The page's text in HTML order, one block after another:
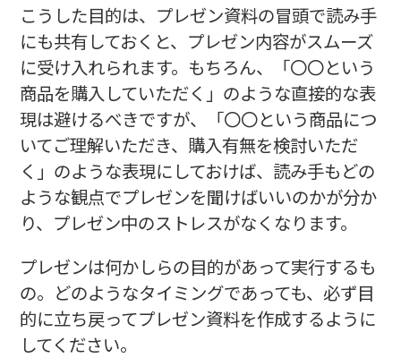
こうした目的は、プレゼン資料の冒頭で読み手
にも共有しておくと、プレゼン内容がスムーズ
に受け入れられます。もちろん、「〇〇という
商品を購入していただく」のような直接的な表
現は避けるべきですが、「〇〇という商品につ
いてご理解いただき、購入有無を検討いただ
く」のような表現にしておけば、読み手もどの
ような観点でプレゼンを聞けばいいのかが分か
り、プレゼン中のストレスがなくなります。
プレゼンは何かしらの目的があって実行するも
の。どのようなタイミングであっても、必ず目
的に立ち戻ってプレゼン資料を作成するように
してください。